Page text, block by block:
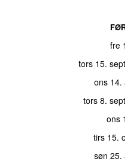
fre
tors 15.
ons 14.
tors 8.
ons
tirs 15.
søn 25.